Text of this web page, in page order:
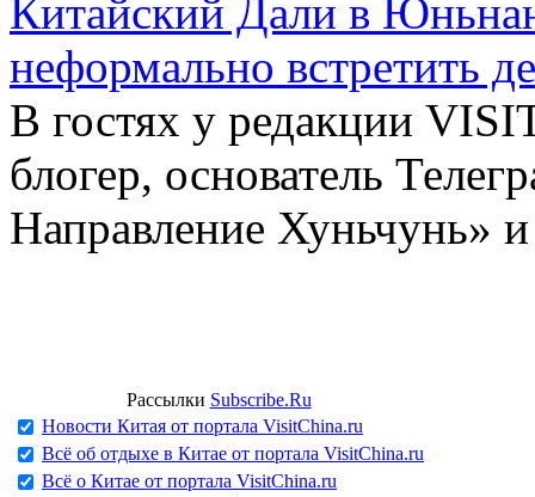
Китайский Дали в
неформально встретить
В гостях у редакции
блогер, основатель
Направление Хуньчунь»
Рассылки Subscribe.Ru
Новости Китая от портала VisitChina.ru
Всё об отдыхе в Китае от портала VisitChina.ru
Всё о Китае от портала VisitChina.ru